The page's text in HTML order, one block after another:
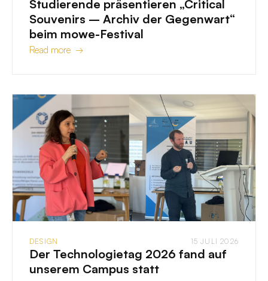
Studierende präsentieren „Critical
Souvenirs – Archiv der Gegenwart“
beim mowe-Festival
Read more →
DESIGN 15 JULI 2026
Der Technologietag 2026 fand auf
unserem Campus statt